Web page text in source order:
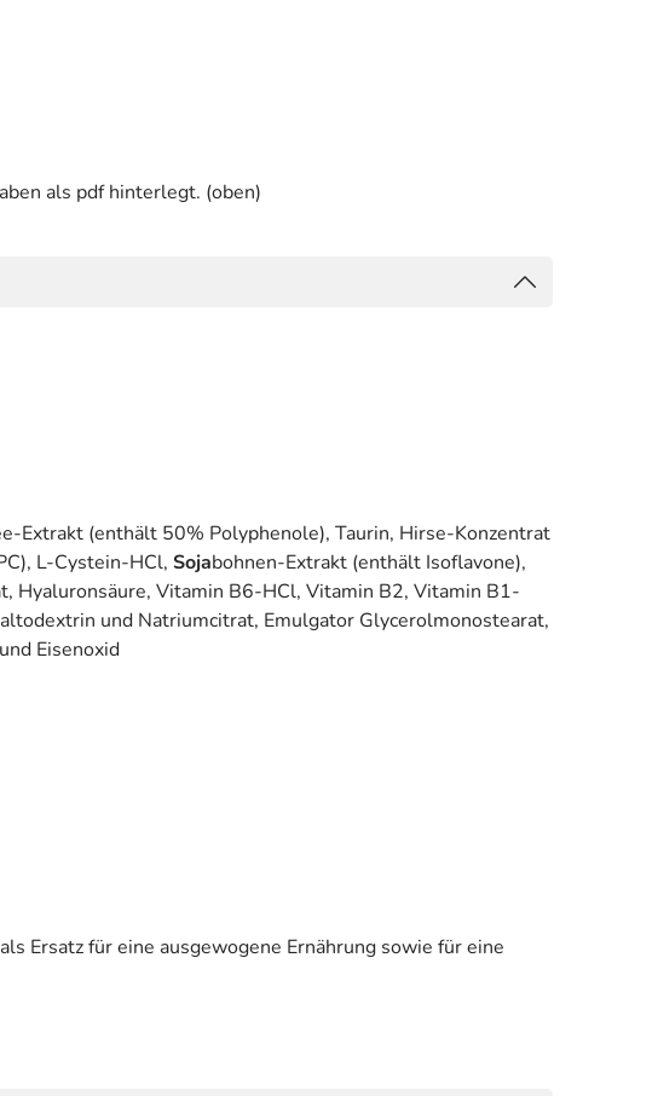
als pdf hinterlegt. (oben)
Extrakt (enthält 50% Polyphenole), Taurin, Hirse-Konzentrat
L-Cystein-HCl, Sojabohnen-Extrakt (enthält Isoflavone),
Hyaluronsäure, Vitamin B6-HCl, Vitamin B2, Vitamin B1-
und Natriumcitrat, Emulgator Glycerolmonostearat,
Eisenoxid
Ersatz für eine ausgewogene Ernährung sowie für eine